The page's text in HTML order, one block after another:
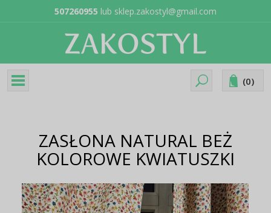
507260955 lub sklep.zakostyl@gmail.com
(0)
ZASŁONA NATURAL BEŻ
KOLOROWE KWIATUSZKI